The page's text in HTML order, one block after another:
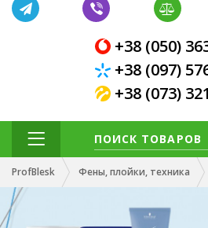
+38 (050)
+38 (097)
+38 (073)
ProfBlesk Фены, плойки, техника